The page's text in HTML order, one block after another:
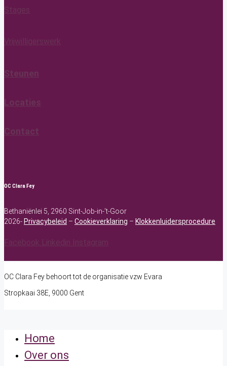
Stages
Vrijwilligerswerk
Steunen
Locaties
Contact
OC Clara Fey
Bethaniënlei 5, 2960 Sint-Job-in-’t-Goor
2026- Privacybeleid – Cookieverklaring – Klokkenluidersprocedure
Facebook Linkedin Instagram
OC Clara Fey behoort tot de organisatie vzw Evara
Stropkaai 38E, 9000 Gent
Home
Over ons